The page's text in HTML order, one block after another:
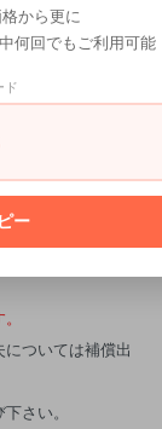
。】
す。
※追跡サービスあ
クリックポスト便
ついては補償出
さい。
から更に
もご利用可能
ド
ー